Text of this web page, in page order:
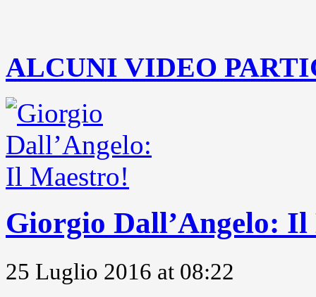
ALCUNI VIDEO
Giorgio Dall’Angelo:
25 Luglio 2016 at 08:22